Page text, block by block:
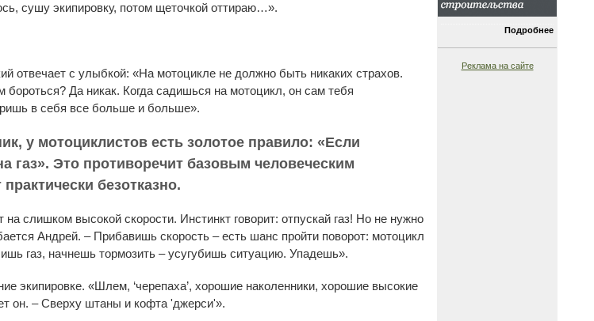
сушу экипировку, потом щеточкой оттираю…».
отвечает с улыбкой: «На мотоцикле не должно быть никаких страхов.
Да никак. Когда садишься на мотоцикл, он сам тебя
в себя все больше и больше».
у мотоциклистов есть золотое правило: «Если
газ». Это противоречит базовым человеческим
безотказно.
слишком высокой скорости. Инстинкт говорит: отпускай газ! Но не нужно
Андрей. – Прибавишь скорость – есть шанс пройти поворот: мотоцикл
газ, начнешь тормозить – усугубишь ситуацию. Упадешь».
экипировке. «Шлем, ‘черепаха’, хорошие наколенники, хорошие высокие
он. – Сверху штаны и кофта 'джерси'».
Подробнее
Реклама на сайте